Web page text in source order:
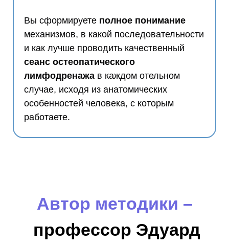
Вы сформируете полное понимание
механизмов, в какой последовательности
и как лучше проводить качественный
сеанс остеопатического
лимфодренажа в каждом отельном
случае, исходя из анатомических
особенностей человека, с которым
работаете.
Автор методики –
профессор Эдуард